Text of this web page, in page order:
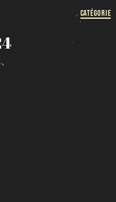
CATÉGORIE
OUVERT 28 et 29
OUVERT 30 déc.